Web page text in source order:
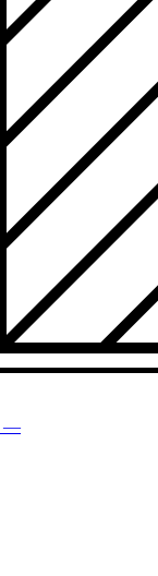
—